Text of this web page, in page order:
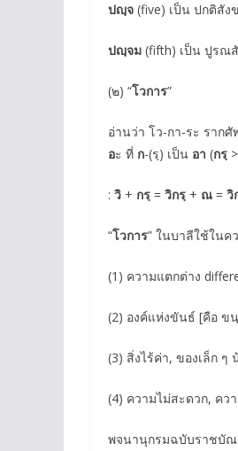
ปญฺจ (five) เป็น ปกติสัง
ปญฺจม (fifth) เป็น ปูรณ
(๒) “โวการ”
อ่านว่า โว-กา-ระ รากศั
อะ ที่ ก-(รฺ) เป็น อา (กรฺ >
: วิ + กรฺ = วิกรฺ + ณ = วิ
“โวการ” ในบาลีใช้ในค
(1) ความแตกต่าง
(2) องค์แห่งขันธ์ [คือ ข
(3) สิ่งไร้ค่า, ของเล็ก ๆ
(4) ความไม่สะดวก, คว
พจนานุกรมฉบับราชบัณ